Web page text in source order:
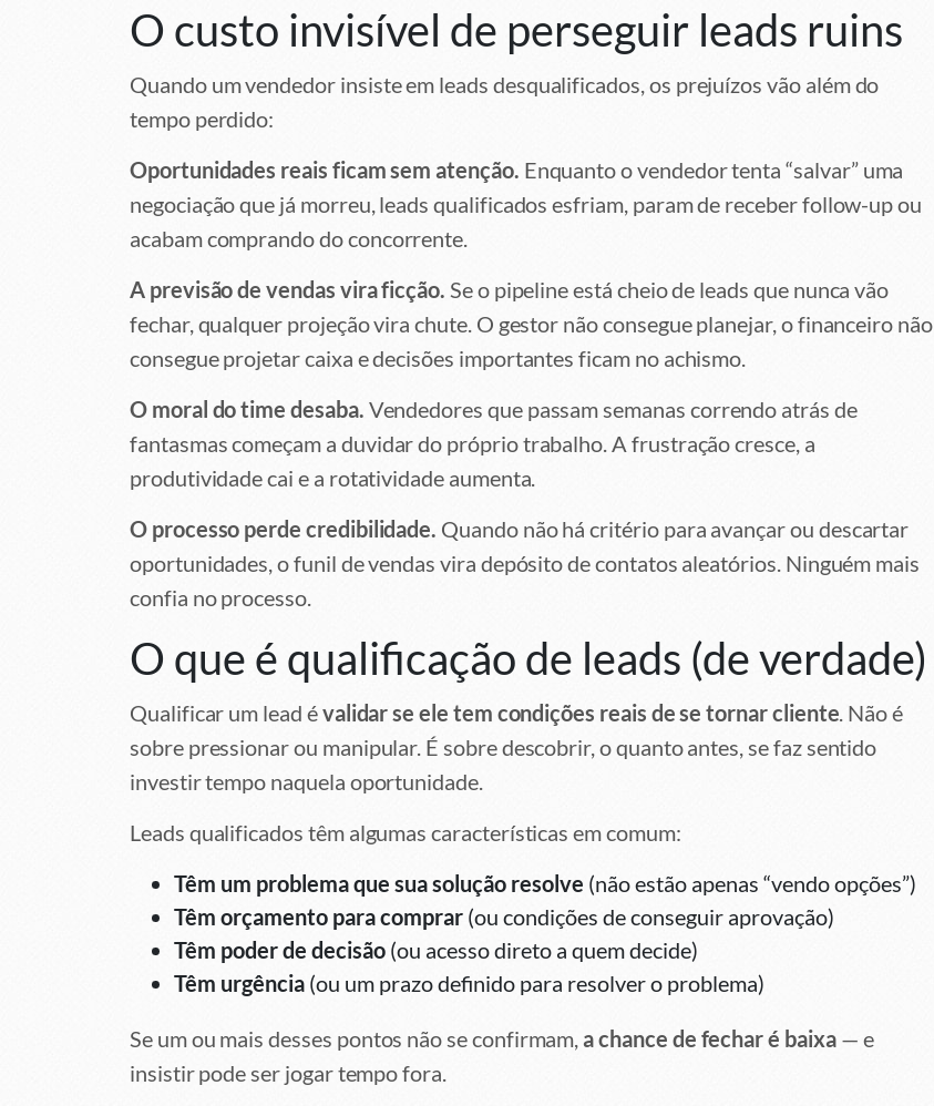
O custo invisível de perseguir leads ruins
Quando um vendedor insiste em leads desqualificados, os prejuízos vão além do
tempo perdido:
Oportunidades reais ficam sem atenção. Enquanto o vendedor tenta “salvar” uma
negociação que já morreu, leads qualificados esfriam, param de receber follow-up ou
acabam comprando do concorrente.
A previsão de vendas vira ficção. Se o pipeline está cheio de leads que nunca vão
fechar, qualquer projeção vira chute. O gestor não consegue planejar, o financeiro não
consegue projetar caixa e decisões importantes ficam no achismo.
O moral do time desaba. Vendedores que passam semanas correndo atrás de
fantasmas começam a duvidar do próprio trabalho. A frustração cresce, a
produtividade cai e a rotatividade aumenta.
O processo perde credibilidade. Quando não há critério para avançar ou descartar
oportunidades, o funil de vendas vira depósito de contatos aleatórios. Ninguém mais
confia no processo.
O que é qualificação de leads (de verdade)
Qualificar um lead évalidar se ele tem condições reais de se tornar cliente. Não é
sobre pressionar ou manipular. É sobre descobrir, o quanto antes, se faz sentido
investir tempo naquela oportunidade.
Leads qualificados têm algumas características em comum:
Têm um problema que sua solução resolve (não estão apenas “vendo opções”)
Têm orçamento para comprar (ou condições de conseguir aprovação)
Têm poder de decisão (ou acesso direto a quem decide)
Têm urgência (ou um prazo definido para resolver o problema)
Se um ou mais desses pontos não se confirmam, a chance de fechar é baixa— e
insistir pode ser jogar tempo fora.